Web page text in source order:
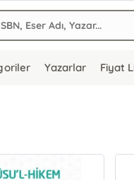
Yazarlar Fiyat